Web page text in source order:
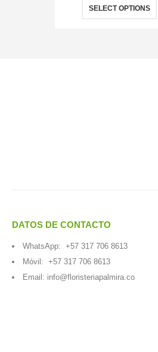
SELECT OPTIONS
DATOS DE CONTACTO
WhatsApp: +57 317 706 8613
Móvil: +57 317 706 8613
Email: info@floristeriapalmira.co